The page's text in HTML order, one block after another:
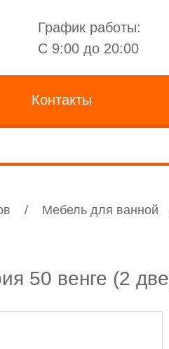
График работы:
С 9:00 до 20:00
Контакты
/ Мебель для ванной
50 венге (2